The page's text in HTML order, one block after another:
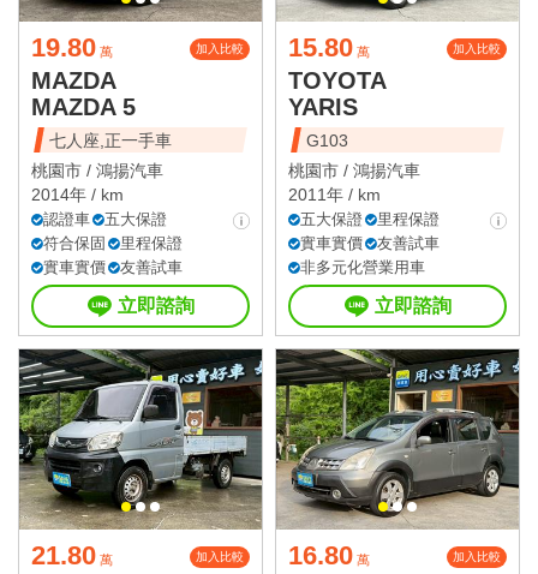
19.80 萬 加入比較
MAZDA
MAZDA 5
七人座,正一手車
桃園市 / 鴻揚汽車
2014年 / km
認證車
五大保證
符合保固
里程保證
實車實價
友善試車
立即諮詢
15.80 萬 加入比較
TOYOTA
YARIS
G103
桃園市 / 鴻揚汽車
2011年 / km
五大保證
里程保證
實車實價
友善試車
非多元化營業用車
立即諮詢
21.80 萬 加入比較 16.80 萬 加入比較